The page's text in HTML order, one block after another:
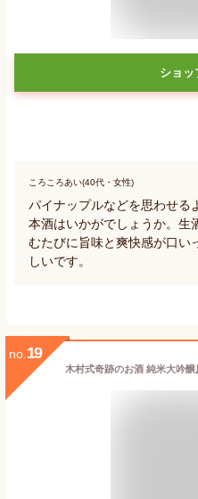
ショッ
ころころあい(40代・女性)
パイナップルなどを思わせる
本酒はいかがでしょうか。生
むたびに旨味と爽快感が口い
しいです。
no. 19